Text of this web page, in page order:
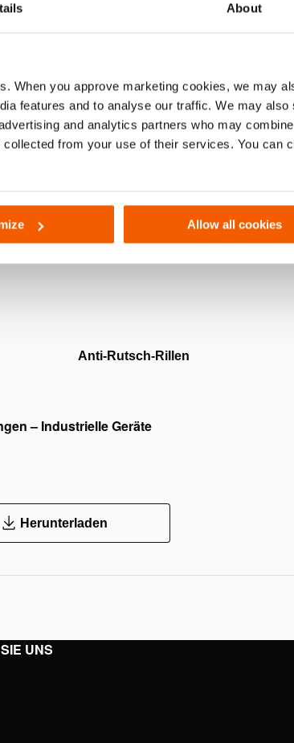
About
When you approve marketing cookies, we may
features and to analyse our traffic. We may also
and analytics partners who may
from your use of their services. You can
Allow all cookies
Anti-Rutsch-Rillen
– Industrielle Geräte
Herunterladen
UNS